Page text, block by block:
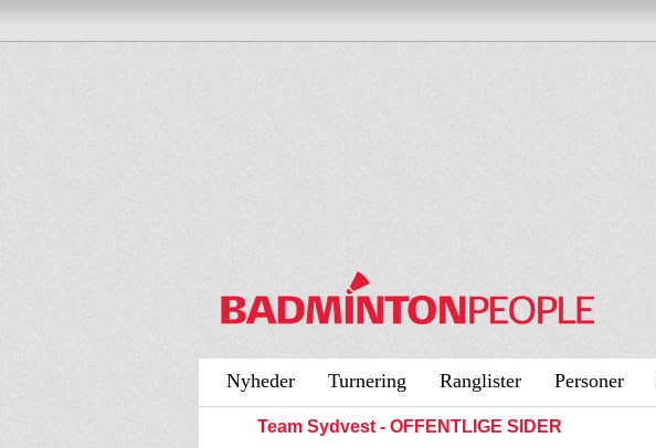
Nyheder Turnering Ranglister Personer
Team Sydvest - OFFENTLIGE SIDER